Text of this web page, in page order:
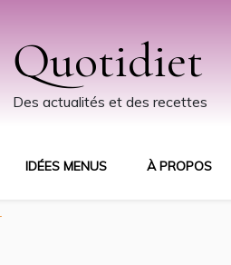
Quotidiet
Des actualités et des recettes
IDÉES MENUS À PROPOS